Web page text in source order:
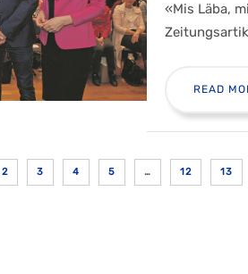
«Mis Läba,
READ
2 3 4 5 … 12 13